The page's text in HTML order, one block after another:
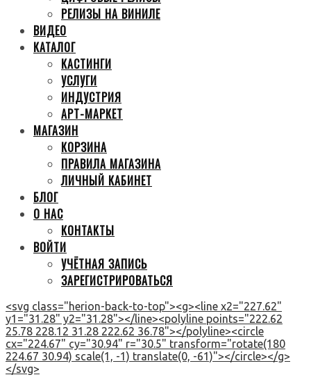
РЕЛИЗЫ НА ВИНИЛЕ
ВИДЕО
КАТАЛОГ
КАСТИНГИ
УСЛУГИ
ИНДУСТРИЯ
АРТ-МАРКЕТ
МАГАЗИН
КОРЗИНА
ПРАВИЛА МАГАЗИНА
ЛИЧНЫЙ КАБИНЕТ
БЛОГ
О НАС
КОНТАКТЫ
ВОЙТИ
УЧЁТНАЯ ЗАПИСЬ
ЗАРЕГИСТРИРОВАТЬСЯ
<svg class="herion-back-to-top"><g><line x2="227.62"
y1="31.28" y2="31.28"></line><polyline points="222.62
25.78 228.12 31.28 222.62 36.78"></polyline><circle
cx="224.67" cy="30.94" r="30.5" transform="rotate(180
224.67 30.94) scale(1, -1) translate(0, -61)"></circle></g>
</svg>